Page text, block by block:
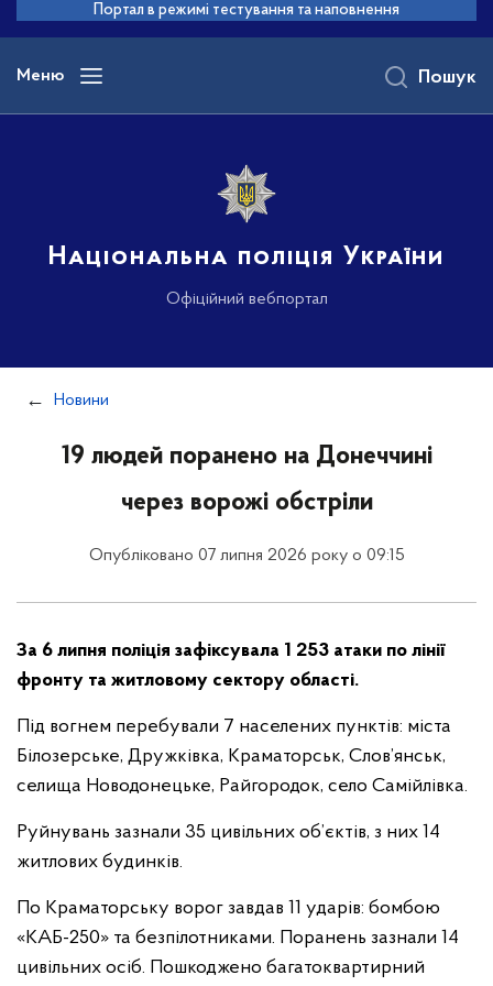
основного
вмісту
Портал в режимі тестування та наповнення
Меню
Національна поліція України
Офіційний вебпортал
Пошук
Новини
19 людей поранено на Донеччині
через ворожі обстріли
Опубліковано 07 липня 2026 року о 09:15
За 6 липня поліція зафіксувала 1 253 атаки по лінії
фронту та житловому сектору області.
Під вогнем перебували 7 населених пунктів: міста
Білозерське, Дружківка, Краматорськ, Слов’янськ,
селища Новодонецьке, Райгородок, село Самійлівка.
Руйнувань зазнали 35 цивільних об’єктів, з них 14
житлових будинків.
По Краматорську ворог завдав 11 ударів: бомбою
«КАБ-250» та безпілотниками. Поранень зазнали 14
цивільних осіб. Пошкоджено багатоквартирний